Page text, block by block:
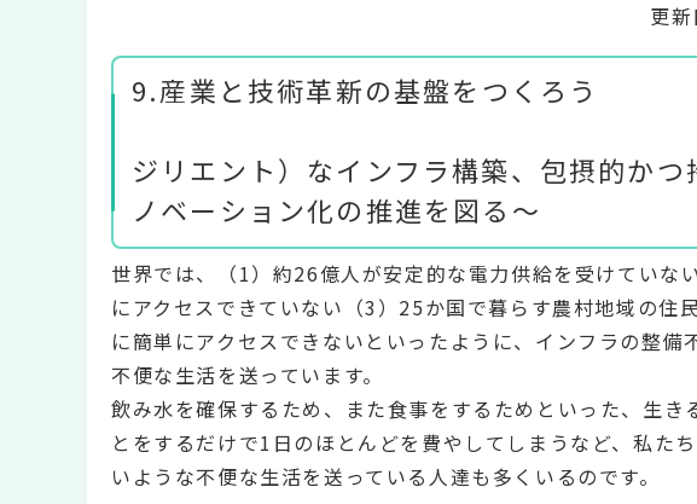
更
9.産業と技術革新の
～強
ジリエント）なインフラ構築、包摂的か
ノベーション化の推進を図る～
世界では、（1）約26億人が安定的な電力供給を受けていな
にアクセスできていない（3）25か国で暮らす農村地域の住
に簡単にアクセスできないといったように、インフラの整備
不便な生活を送っています。
飲み水を確保するため、また食事をするためといった、生き
とをするだけで1日のほとんどを費やしてしまうなど、私た
いような不便な生活を送っている人達も多くいるのです。